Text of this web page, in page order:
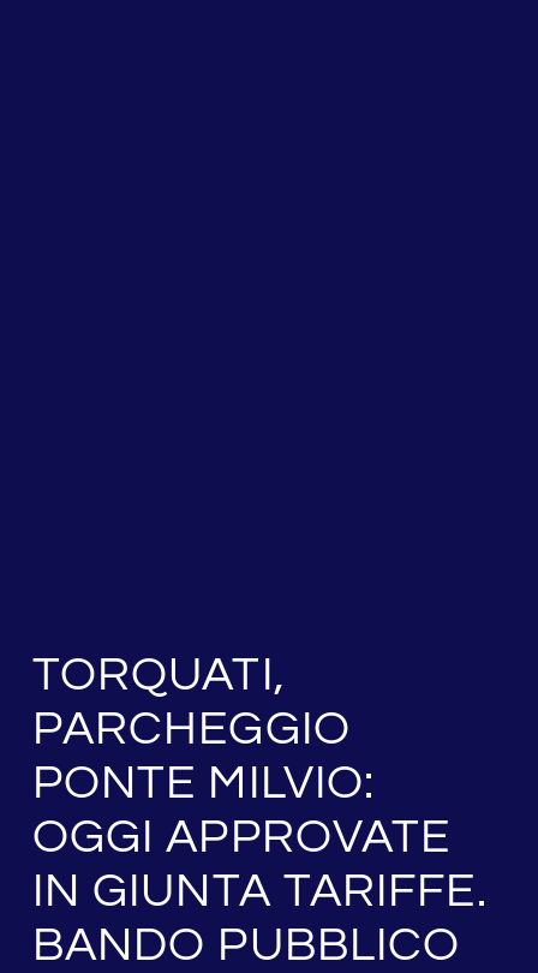
TORQUATI,
PARCHEGGIO
PONTE MILVIO:
OGGI APPROVATE
IN GIUNTA TARIFFE.
BANDO PUBBLICO